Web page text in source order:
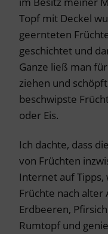
Topf mit Deckel
geernteten
geschichtet und
Ganze ließ man
ziehen und
beschwipste
oder Eis.
Ich dachte, dass
von Früchten
Internet auf Tipps,
Früchte nach alter
Erdbeeren,
Rumtopf und